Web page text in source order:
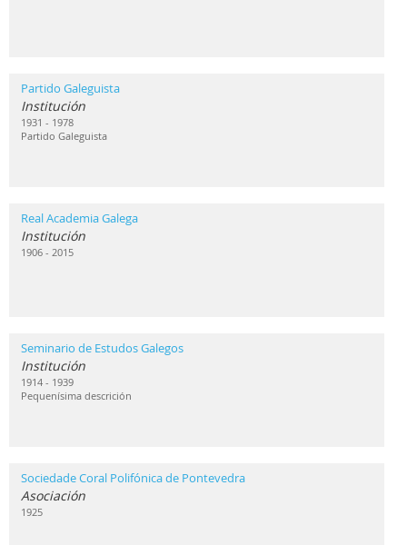
Partido Galeguista
Institución
1931 - 1978
Partido Galeguista
Real Academia Galega
Institución
1906 - 2015
Seminario de Estudos Galegos
Institución
1914 - 1939
Pequenísima descrición
Sociedade Coral Polifónica de Pontevedra
Asociación
1925